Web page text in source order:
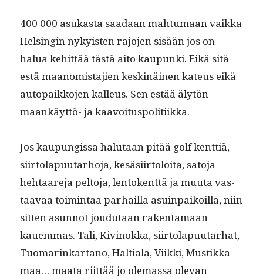
400 000 asukas­ta saadaan mah­tu­maan vaik­ka
Helsin­gin nyky­is­ten rajo­jen sisään jos on
halua kehit­tää tästä aito kaupun­ki. Eikä sitä
estä maan­omis­ta­jien keskinäi­nen kateus eikä
autopaikko­jen kalleus. Sen estää älytön
maankäyt­tö- ja kaavoituspolitiikka.
Jos kaupungis­sa halu­taan pitää golf kent­tiä,
siir­to­la­pu­u­tarho­ja, kesäsi­ir­toloi­ta, sato­ja
hehtaare­ja pel­to­ja, lento­kent­tä ja muu­ta vas­
taavaa toim­intaa parhail­la asuin­paikoil­la, niin
sit­ten asun­not joudu­taan rak­en­ta­maan
kauem­mas. Tali, Kivi­nok­ka, siir­to­la­pu­u­tarhat,
Tuo­marinkar­tano, Hal­tiala, Viik­ki, Mustikka­
maa… maa­ta riit­tää jo ole­mas­sa ole­van